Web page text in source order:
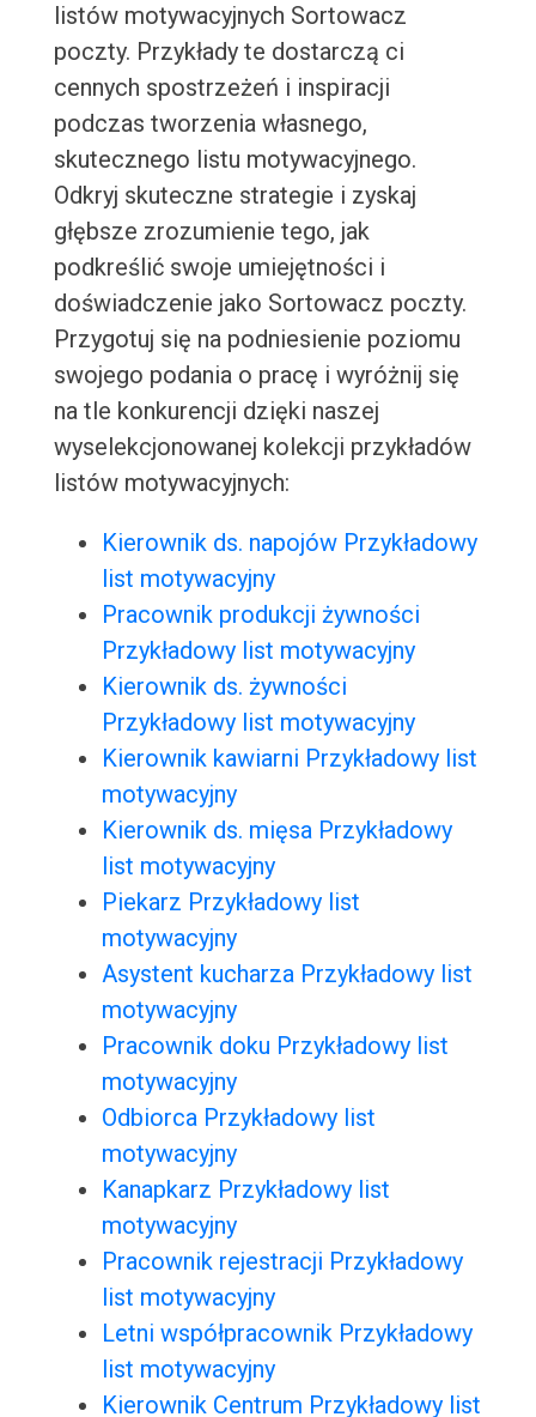
listów motywacyjnych Sortowacz
poczty. Przykłady te dostarczą ci
cennych spostrzeżeń i inspiracji
podczas tworzenia własnego,
skutecznego listu motywacyjnego.
Odkryj skuteczne strategie i zyskaj
głębsze zrozumienie tego, jak
podkreślić swoje umiejętności i
doświadczenie jako Sortowacz poczty.
Przygotuj się na podniesienie poziomu
swojego podania o pracę i wyróżnij się
na tle konkurencji dzięki naszej
wyselekcjonowanej kolekcji przykładów
listów motywacyjnych:
Kierownik ds. napojów Przykładowy
list motywacyjny
Pracownik produkcji żywności
Przykładowy list motywacyjny
Kierownik ds. żywności
Przykładowy list motywacyjny
Kierownik kawiarni Przykładowy list
motywacyjny
Kierownik ds. mięsa Przykładowy
list motywacyjny
Piekarz Przykładowy list
motywacyjny
Asystent kucharza Przykładowy list
motywacyjny
Pracownik doku Przykładowy list
motywacyjny
Odbiorca Przykładowy list
motywacyjny
Kanapkarz Przykładowy list
motywacyjny
Pracownik rejestracji Przykładowy
list motywacyjny
Letni współpracownik Przykładowy
list motywacyjny
Kierownik Centrum Przykładowy list